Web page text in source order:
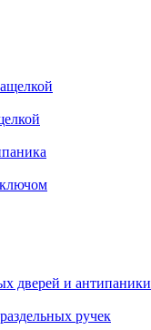
дверей и антипаники
ручек